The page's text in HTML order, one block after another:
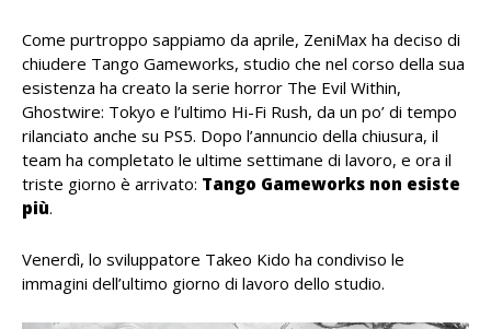
Come purtroppo sappiamo da aprile, ZeniMax ha deciso di
chiudere Tango Gameworks, studio che nel corso della sua
esistenza ha creato la serie horror The Evil Within,
Ghostwire: Tokyo e l’ultimo Hi-Fi Rush, da un po’ di tempo
rilanciato anche su PS5. Dopo l’annuncio della chiusura, il
team ha completato le ultime settimane di lavoro, e ora il
triste giorno è arrivato: Tango Gameworks non esiste
più.
Venerdì, lo sviluppatore Takeo Kido ha condiviso le
immagini dell’ultimo giorno di lavoro dello studio.